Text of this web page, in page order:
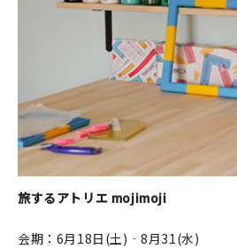
旅するアトリエ mojimoji
会期：6月18日(土)‐8月31(水)